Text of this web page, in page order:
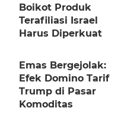
Boikot Produk
Terafiliasi Israel
Harus Diperkuat
Emas Bergejolak:
Efek Domino Tarif
Trump di Pasar
Komoditas